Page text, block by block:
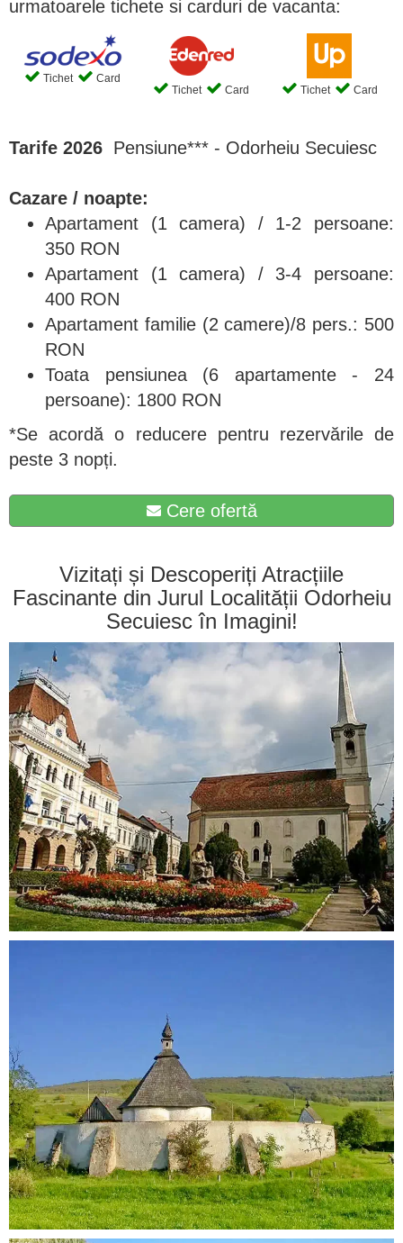
urmatoarele tichete si carduri de vacanta:
Tichet
Card
Tichet
Card Tichet Card
Tarife 2026 Pensiune*** - Odorheiu Secuiesc
Cazare / noapte:
Apartament (1 camera) / 1-2 persoane:
350 RON
Apartament (1 camera) / 3-4 persoane:
400 RON
Apartament familie (2 camere)/8 pers.: 500
RON
Toata pensiunea (6 apartamente - 24
persoane): 1800 RON
*Se acordă o reducere pentru rezervările de
peste 3 nopți.
Cere ofertă
Vizitați și Descoperiți Atracțiile
Fascinante din Jurul Localității Odorheiu
Secuiesc în Imagini!